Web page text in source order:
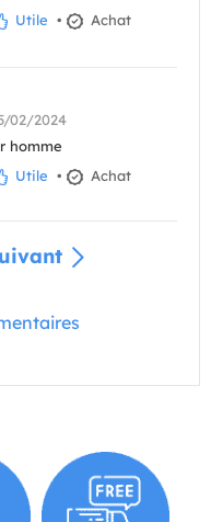
Utile •
Achat
02/2024
homme
Utile •
Achat